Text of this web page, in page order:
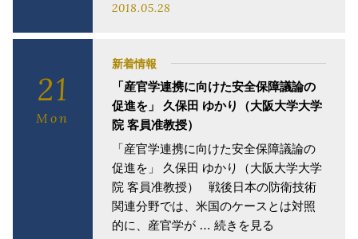
2018.05.28
21
Mon
新着情報
「産官学連携に向けた安全保障議論の
促進を」 久保田 ゆかり（大阪大学大学
院 客員准教授）
「産官学連携に向けた安全保障議論の
促進を」 久保田 ゆかり（大阪大学大学
院 客員准教授） 戦後日本の防衛技術
関連分野では、米国のケースとは対照
的に、産官学が … 続きを見る